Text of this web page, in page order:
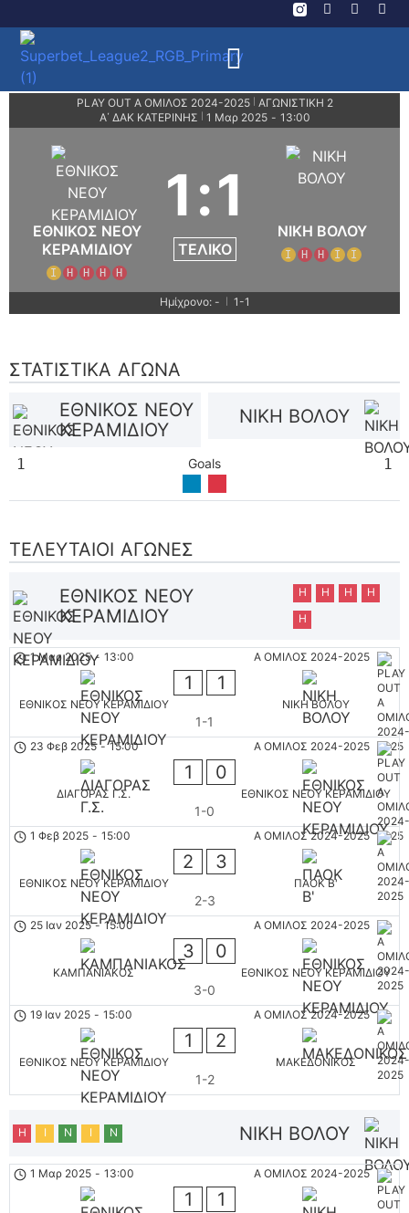
PLAY OUT Α ΟΜΙΛΟΣ 2024-2025
ΑΓΩΝΙΣΤΙΚΗ 2
Α΄ ΔΑΚ ΚΑΤΕΡΙΝΗΣ
1 Μαρ 2025 - 13:00
ΕΘΝΙΚΟΣ ΝΕΟΥ
ΚΕΡΑΜΙΔΙΟΥ
Ι Η Η Η Η
1:1
ΤΕΛΙΚΌ
ΝΙΚΗ ΒΟΛΟΥ
Ι Η Η Ι Ι
Ημίχρονο: - 1-1
ΣΤΑΤΙΣΤΙΚΆ ΑΓΏΝΑ
ΕΘΝΙΚΟΣ ΝΕΟΥ
ΚΕΡΑΜΙΔΙΟΥ
ΝΙΚΗ ΒΟΛΟΥ
1 Goals 1
ΤΕΛΕΥΤΑΊΟΙ ΑΓΏΝΕΣ
ΕΘΝΙΚΟΣ ΝΕΟΥ
ΚΕΡΑΜΙΔΙΟΥ
Η Η Η
Η
Η
Α ΟΜΙΛΟΣ 2024-2025
1 Μαρ 2025 - 13:00
ΕΘΝΙΚΟΣ ΝΕΟΥ ΚΕΡΑΜΙΔΙΟΥ
1 1
ΝΙΚΗ ΒΟΛΟΥ
1-1
Α ΟΜΙΛΟΣ 2024-2025
23 Φεβ 2025 - 15:00
ΔΙΑΓΟΡΑΣ Γ.Σ.
1 0
ΕΘΝΙΚΟΣ ΝΕΟΥ ΚΕΡΑΜΙΔΙΟΥ
1-0
Α ΟΜΙΛΟΣ 2024-2025
1 Φεβ 2025 - 15:00
ΕΘΝΙΚΟΣ ΝΕΟΥ ΚΕΡΑΜΙΔΙΟΥ
2 3
ΠΑΟΚ Β'
2-3
Α ΟΜΙΛΟΣ 2024-2025
25 Ιαν 2025 - 15:00
ΚΑΜΠΑΝΙΑΚΟΣ
3 0
ΕΘΝΙΚΟΣ ΝΕΟΥ ΚΕΡΑΜΙΔΙΟΥ
3-0
Α ΟΜΙΛΟΣ 2024-2025
19 Ιαν 2025 - 15:00
ΕΘΝΙΚΟΣ ΝΕΟΥ ΚΕΡΑΜΙΔΙΟΥ
1 2
ΜΑΚΕΔΟΝΙΚΟΣ
1-2
ΝΙΚΗ ΒΟΛΟΥ
Η Ι Ν Ι Ν
Α ΟΜΙΛΟΣ 2024-2025
1 Μαρ 2025 - 13:00
1 1